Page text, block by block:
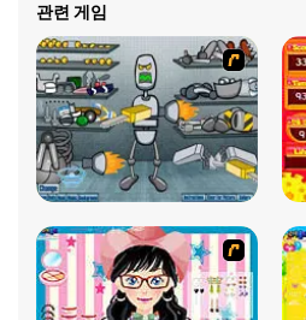
관련 게임